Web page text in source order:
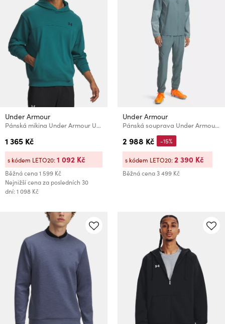
Under Armour
Pánská mikina Under Armour UA Rival LW Hoodie-GRN
1 365 Kč
Běžná cena1 599 Kč
Nejnižší cena za posledních 30
dní: 1 098 Kč
s kódem LETO20:1 092 Kč
Under Armour
Pánská souprava Under Armour UA M Challenger Pro Trcksuit-BLU
2 988 Kč
Běžná cena3 499 Kč
-15%
s kódem LETO20:2 390 Kč